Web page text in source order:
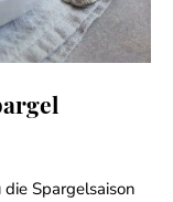
Spargelsaison